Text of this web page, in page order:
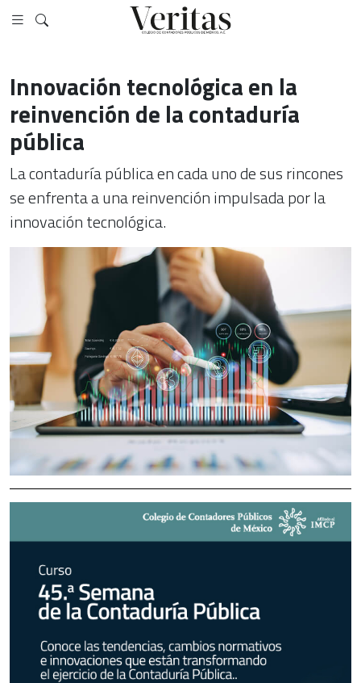
Innovación tecnológica en la
reinvención de la contaduría
pública
La contaduría pública en cada uno de sus rincones
se enfrenta a una reinvención impulsada por la
innovación tecnológica.